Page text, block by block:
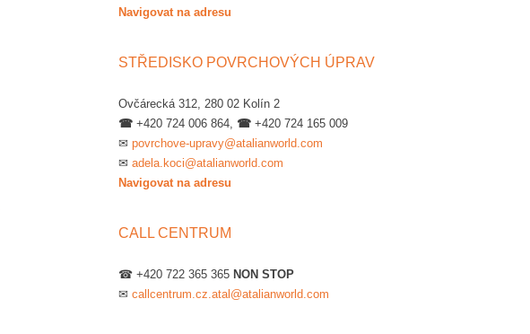
Navigovat na adresu
STŘEDISKO POVRCHOVÝCH ÚPRAV
Ovčárecká 312, 280 02 Kolín 2
☎ +420 724 006 864, ☎ +420 724 165 009
✉ povrchove-upravy@atalianworld.com
✉ adela.koci@atalianworld.com
Navigovat na adresu
CALL CENTRUM
☎ +420 722 365 365 NON STOP
✉ callcentrum.cz.atal@atalianworld.com